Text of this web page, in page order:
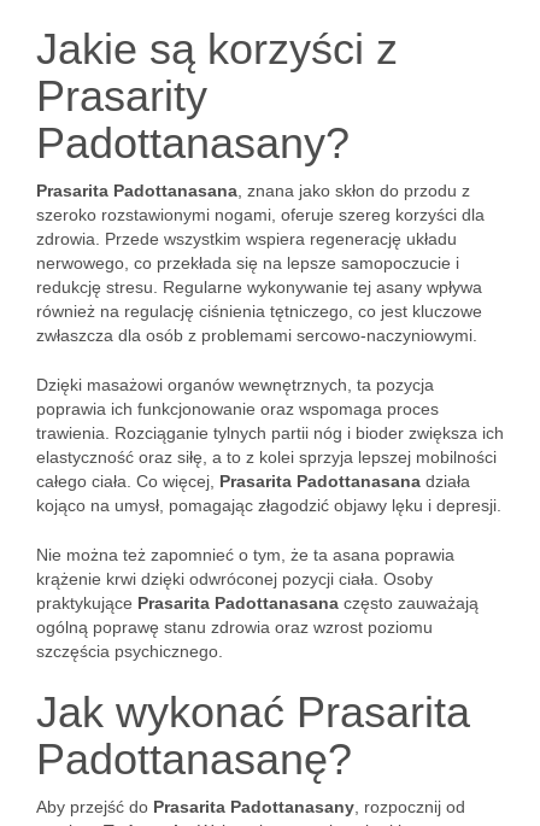
Jakie są korzyści z
Prasarity
Padottanasany?
Prasarita Padottanasana , znana jako skłon do przodu z
szeroko rozstawionymi nogami, oferuje szereg korzyści dla
zdrowia. Przede wszystkim wspiera regenerację układu
nerwowego, co przekłada się na lepsze samopoczucie i
redukcję stresu. Regularne wykonywanie tej asany wpływa
również na regulację ciśnienia tętniczego, co jest kluczowe
zwłaszcza dla osób z problemami sercowo-naczyniowymi.
Dzięki masażowi organów wewnętrznych, ta pozycja
poprawia ich funkcjonowanie oraz wspomaga proces
trawienia. Rozciąganie tylnych partii nóg i bioder zwiększa ich
elastyczność oraz siłę, a to z kolei sprzyja lepszej mobilności
całego ciała. Co więcej, Prasarita Padottanasana działa
kojąco na umysł, pomagając złagodzić objawy lęku i depresji.
Nie można też zapomnieć o tym, że ta asana poprawia
krążenie krwi dzięki odwróconej pozycji ciała. Osoby
praktykujące Prasarita Padottanasana często zauważają
ogólną poprawę stanu zdrowia oraz wzrost poziomu
szczęścia psychicznego.
Jak wykonać Prasarita
Padottanasanę?
Aby przejść do Prasarita Padottanasany , rozpocznij od